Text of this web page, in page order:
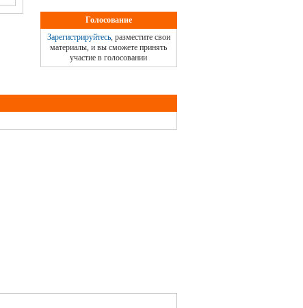
Голосование
Зарегистрируйтесь, разместите свои
материалы, и вы сможете принять
участие в голосовании